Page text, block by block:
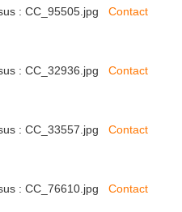
: CC_95505.jpg Contact
: CC_32936.jpg Contact
: CC_33557.jpg Contact
: CC_76610.jpg Contact